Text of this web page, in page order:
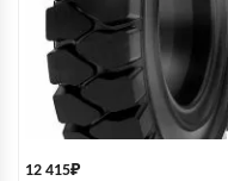
12 415₽